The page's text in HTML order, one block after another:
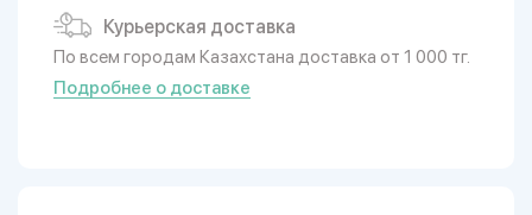
Курьерская доставка
По всем городам Казахстана доставка от 1 000 тг.
Подробнее о доставке